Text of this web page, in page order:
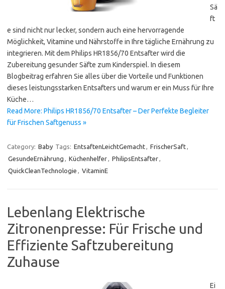
Sä
ft
e sind nicht nur lecker, sondern auch eine hervorragende
Möglichkeit, Vitamine und Nährstoffe in Ihre tägliche Ernährung zu
integrieren. Mit dem Philips HR1856/70 Entsafter wird die
Zubereitung gesunder Säfte zum Kinderspiel. In diesem
Blogbeitrag erfahren Sie alles über die Vorteile und Funktionen
dieses leistungsstarken Entsafters und warum er ein Muss für Ihre
Küche…
Read More: Philips HR1856/70 Entsafter – Der Perfekte Begleiter
für Frischen Saftgenuss »
Category: Baby Tags: EntsaftenLeichtGemacht, FrischerSaft,
GesundeErnährung , Küchenhelfer, PhilipsEntsafter,
QuickCleanTechnologie , VitaminE
Lebenlang Elektrische
Zitronenpresse: Für Frische und
Effiziente Saftzubereitung
Zuhause
Ei